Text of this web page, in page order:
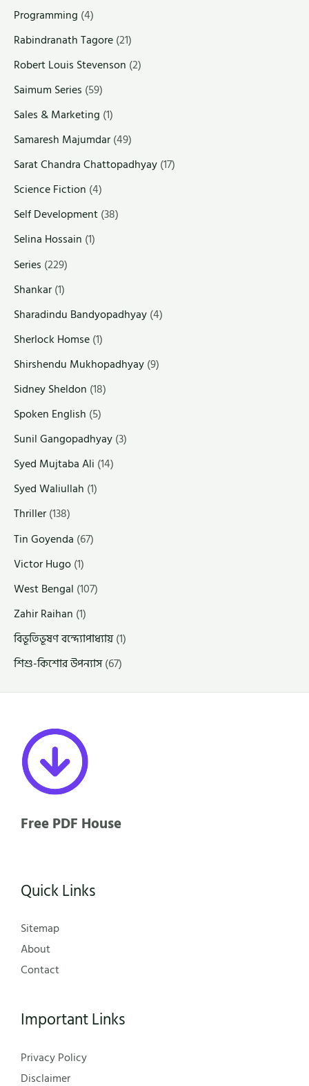
Programming (4)
Rabindranath Tagore(21)
Robert Louis Stevenson (2)
Saimum Series (59)
Sales & Marketing (1)
Samaresh Majumdar(49)
Sarat Chandra Chattopadhyay(17)
Science Fiction (4)
Self Development(38)
Selina Hossain (1)
Series (229)
Shankar(1)
Sharadindu Bandyopadhyay(4)
Sherlock Homse(1)
Shirshendu Mukhopadhyay(9)
Sidney Sheldon (18)
Spoken English (5)
Sunil Gangopadhyay(3)
Syed Mujtaba Ali (14)
Syed Waliullah (1)
Thriller(138)
Tin Goyenda (67)
Victor Hugo(1)
West Bengal (107)
Zahir Raihan (1)
বিভূতিভূষণ বন্দ্যোপাধ্যায়(1)
শিশু-কিশোর উপন্যাস(67)
Free PDF House
Quick Links
Sitemap
About
Contact
Important Links
Privacy Policy
Disclaimer